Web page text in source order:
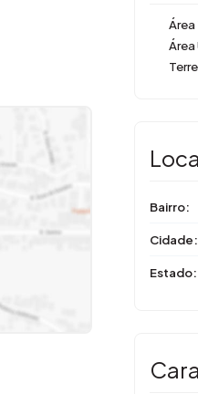
e
Área
Bairro:
Cidade:
Estado: